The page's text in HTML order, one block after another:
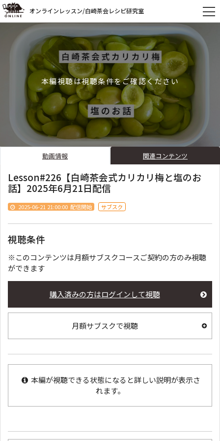
オンラインレッスン/白崎茶会レシピ研究室
本編視聴は視聴条件をご確認ください
動画情報 関連コンテンツ
Lesson#226【白崎茶会式カリカリ梅と塩のお
話】2025年6月21日配信
2025-06-21 21:00:00 配信開始 サブスク
視聴条件
※このコンテンツは月額サブスクコースご契約の方のみ視聴
ができます
購入済みの方はログインして視聴
月額サブスクで視聴
本編が視聴できる状態になると詳しい説明が表示さ
れます。